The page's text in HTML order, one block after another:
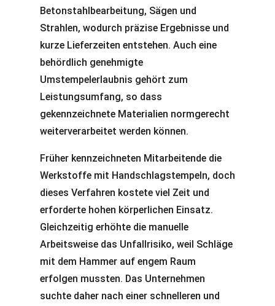
Betonstahlbearbeitung, Sägen und
Strahlen, wodurch präzise Ergebnisse und
kurze Lieferzeiten entstehen. Auch eine
behördlich genehmigte
Umstempelerlaubnis gehört zum
Leistungsumfang, so dass
gekennzeichnete Materialien normgerecht
weiterverarbeitet werden können.
Früher kennzeichneten Mitarbeitende die
Werkstoffe mit Handschlagstempeln, doch
dieses Verfahren kostete viel Zeit und
erforderte hohen körperlichen Einsatz.
Gleichzeitig erhöhte die manuelle
Arbeitsweise das Unfallrisiko, weil Schläge
mit dem Hammer auf engem Raum
erfolgen mussten. Das Unternehmen
suchte daher nach einer schnelleren und